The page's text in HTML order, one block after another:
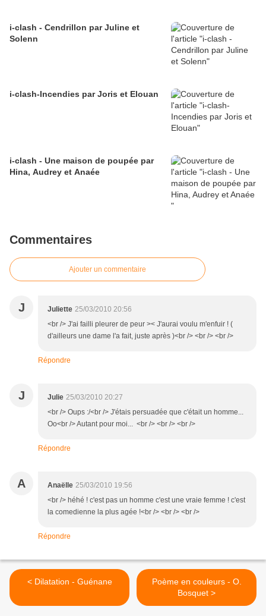
i-clash - Cendrillon par Juline et
Solenn
i-clash-Incendies par Joris et Elouan
i-clash - Une maison de poupée par
Hina, Audrey et Anaée
Commentaires
Ajouter un commentaire
J Juliette 25/03/2010 20:56
<br /> J'ai failli pleurer de peur >< J'aurai voulu m'enfuir ! (
d'ailleurs une dame l'a fait, juste après )<br /> <br /> <br />
Répondre
J Julie 25/03/2010 20:27
<br /> Oups :/<br /> J'étais persuadée que c'était un homme...
Oo<br /> Autant pour moi... <br /> <br /> <br />
Répondre
A Anaëlle 25/03/2010 19:56
<br /> héhé ! c'est pas un homme c'est une vraie femme ! c'est
la comedienne la plus agée !<br /> <br /> <br />
Répondre
< Dilatation - Guénane
Poème en couleurs - O.
Bosquet >